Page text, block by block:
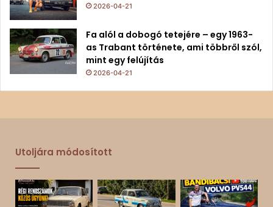
2026-04-21
Fa alól a dobogó tetejére – egy 1963-
as Trabant története, ami többről szól,
mint egy felújítás
2026-04-21
Utoljára módosított